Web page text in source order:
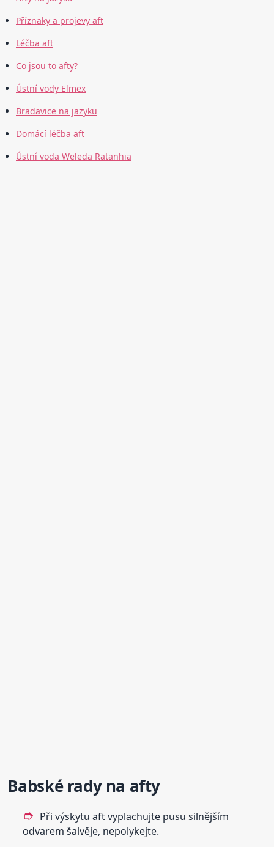
Příznaky a projevy aft
Léčba aft
Co jsou to afty?
Ústní vody Elmex
Bradavice na jazyku
Domácí léčba aft
Ústní voda Weleda Ratanhia
Babské rady na afty
Při výskytu aft vyplachujte pusu silnějším
odvarem šalvěje, nepolykejte.